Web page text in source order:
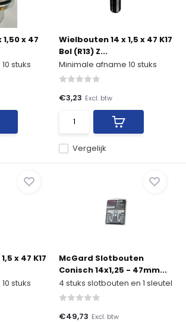
x 47
stuks
Wielbouten 14 x 1,5 x 47 K17
Bol (R13) Z...
Minimale afname 10 stuks
Vergelijk
€3,23 Excl. btw
x 47 K17
stuks
McGard Slotbouten
Conisch 14x1,25 - 47mm...
4 stuks slotbouten en 1 sleutel
€49,73 Excl. btw